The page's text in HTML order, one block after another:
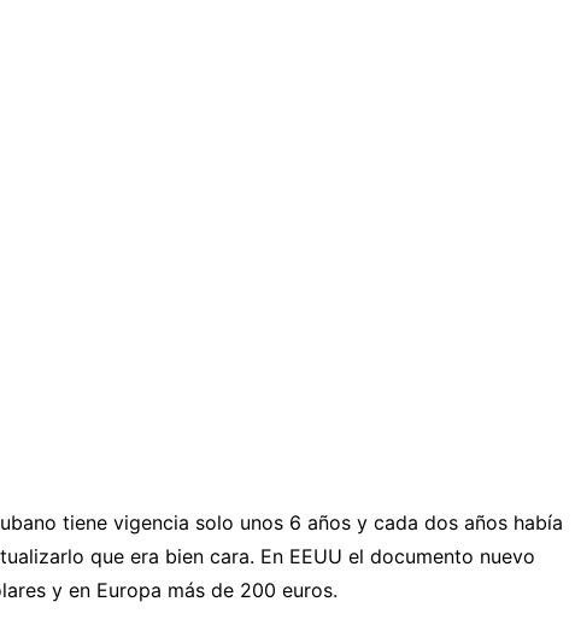
tiene vigencia solo unos 6 años y cada dos años había
que era bien cara. En EEUU el documento nuevo
y en Europa más de 200 euros.